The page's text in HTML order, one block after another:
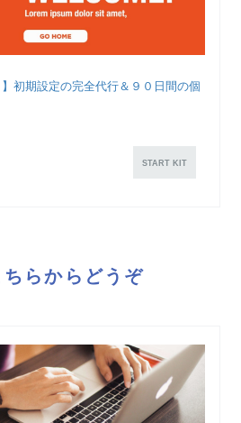
】初期設定の完全代行＆９０日間の個
START KIT
らからどうぞ